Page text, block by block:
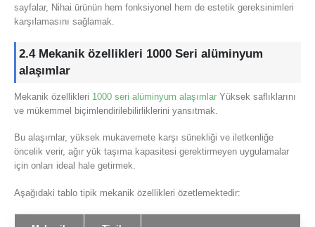
sayfalar, Nihai ürünün hem fonksiyonel hem de estetik gereksinimleri
karşılamasını sağlamak.
2.4 Mekanik özellikleri 1000 Seri alüminyum
alaşımlar
Mekanik özellikleri 1000 seri alüminyum alaşımlar Yüksek saflıklarını
ve mükemmel biçimlendirilebilirliklerini yansıtmak.
Bu alaşımlar, yüksek mukavemete karşı sünekliği ve iletkenliğe
öncelik verir, ağır yük taşıma kapasitesi gerektirmeyen uygulamalar
için onları ideal hale getirmek.
Aşağıdaki tablo tipik mekanik özellikleri özetlemektedir: